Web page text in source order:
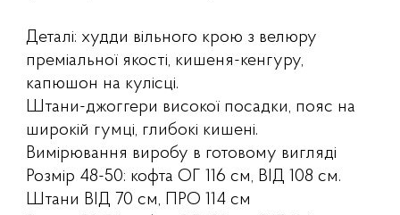
Деталі: худди вільного крою з велюру
преміальної якості, кишеня-кенгуру,
капюшон на кулісці.
Штани-джоггери високої посадки, пояс на
широкій гумці, глибокі кишені.
Вимірювання виробу в готовому вигляді
Розмір 48-50: кофта ОГ 116 см, ВІД 108 см.
Штани ВІД 70 см, ПРО 114 см